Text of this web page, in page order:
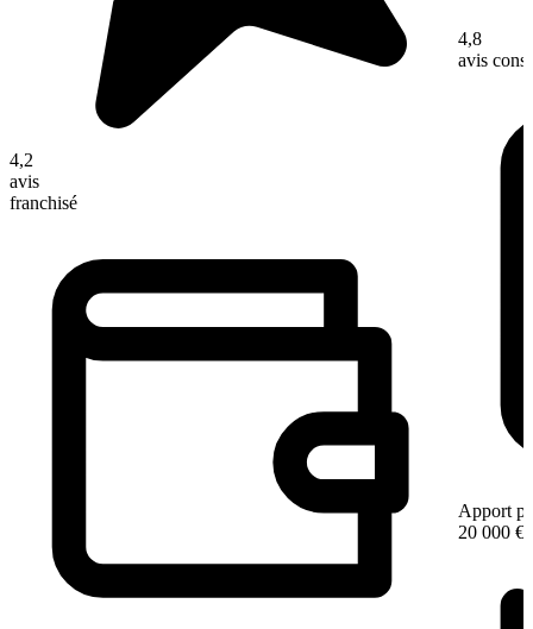
4,2
avis
franchisé
4,8
avis
Apport
20 000 €